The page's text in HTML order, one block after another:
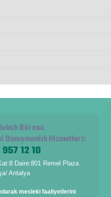
Bürosu
Danışmanlık Hizmetleri:
12 10
Daire:801 Remel Plaza
Antalya
olarak mesleki faaliyetlerini